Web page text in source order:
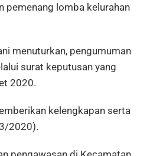
pemenang lomba kelurahan
menuturkan, pengumuman
surat keputusan yang
2020.
kelengkapan serta
2020).